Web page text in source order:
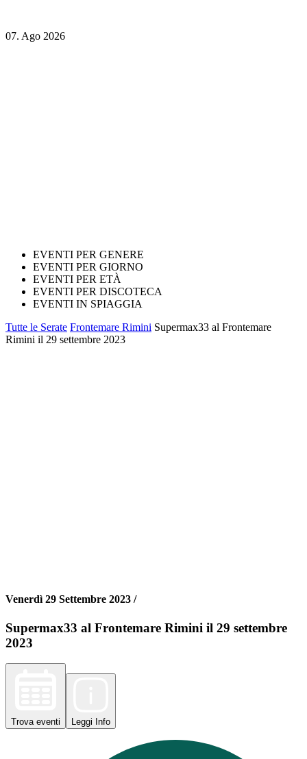
07. Ago 2026
EVENTI PER GENERE
EVENTI PER GIORNO
EVENTI PER ETÀ
EVENTI PER DISCOTECA
EVENTI IN SPIAGGIA
Tutte le Serate Frontemare Rimini Supermax33 al Frontemare
Rimini il 29 settembre 2023
Venerdì 29 Settembre 2023 /
Supermax33 al Frontemare Rimini il 29 settembre
2023
Trova eventi Leggi Info